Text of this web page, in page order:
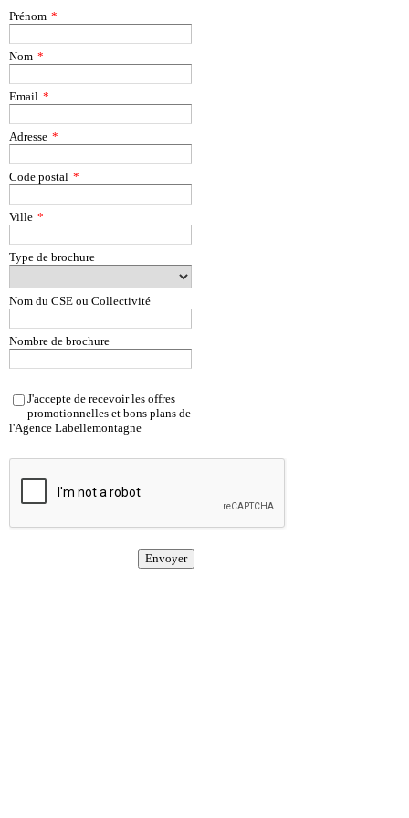
Prénom *
Nom *
Email *
Adresse *
Code postal *
Ville *
Type de brochure
Nom du CSE ou Collectivité
Nombre de brochure
J'accepte de recevoir les offres
promotionnelles et bons plans de
l'Agence Labellemontagne